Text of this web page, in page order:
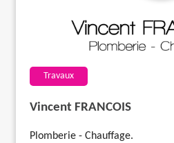
Travaux
Vincent FRANCOIS
Plomberie - Chauffage.